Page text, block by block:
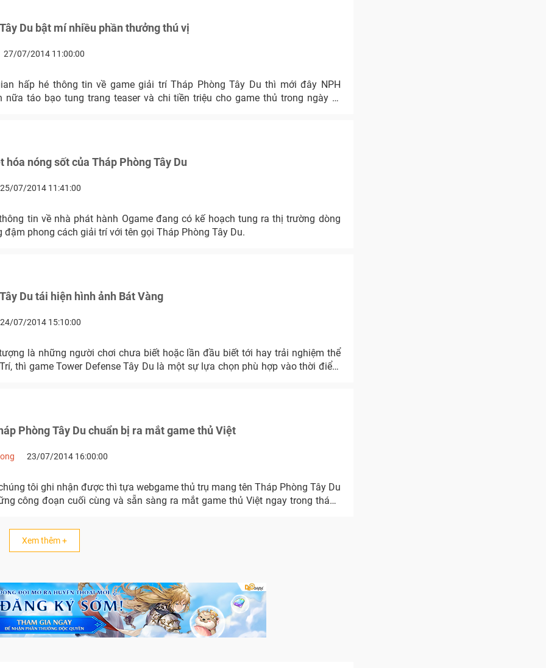
Du bật mí nhiều phần thưởng thú vị
27/07/2014 11:00:00
hấp hé thông tin về game giải trí Tháp Phòng Tây Du thì mới đây NPH
nữa táo bạo tung trang teaser và chi tiền triệu cho game thủ trong ngày ra
hóa nóng sốt của Tháp Phòng Tây Du
25/07/2014 11:41:00
tin về nhà phát hành Ogame đang có kế hoạch tung ra thị trường dòng
đậm phong cách giải trí với tên gọi Tháp Phòng Tây Du.
Du tái hiện hình ảnh Bát Vàng
24/07/2014 15:10:00
là những người chơi chưa biết hoặc lần đầu biết tới hay trải nghiệm thể
thì game Tower Defense Tây Du là một sự lựa chọn phù hợp vào thời điểm
Phòng Tây Du chuẩn bị ra mắt game thủ Việt
23/07/2014 16:00:00
tôi ghi nhận được thì tựa webgame thủ trụ mang tên Tháp Phòng Tây Du
công đoạn cuối cùng và sẵn sàng ra mắt game thủ Việt ngay trong tháng
Xem thêm +